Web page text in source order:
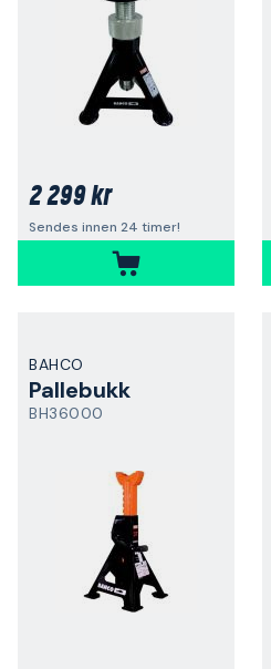
2 299 kr
Sendes innen 24 timer!
BAHCO
Pallebukk
BH36000